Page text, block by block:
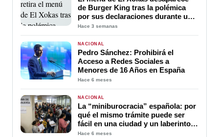
de Burger King tras la polémica
por sus declaraciones durante un
directo
Hace 3 semanas
NACIONAL
Pedro Sánchez: Prohibirá el
Acceso a Redes Sociales a
Menores de 16 Años en España
Hace 6 meses
NACIONAL
La “miniburocracia” española: por
qué el mismo trámite puede ser
fácil en una ciudad y un laberinto
en otra
Hace 6 meses